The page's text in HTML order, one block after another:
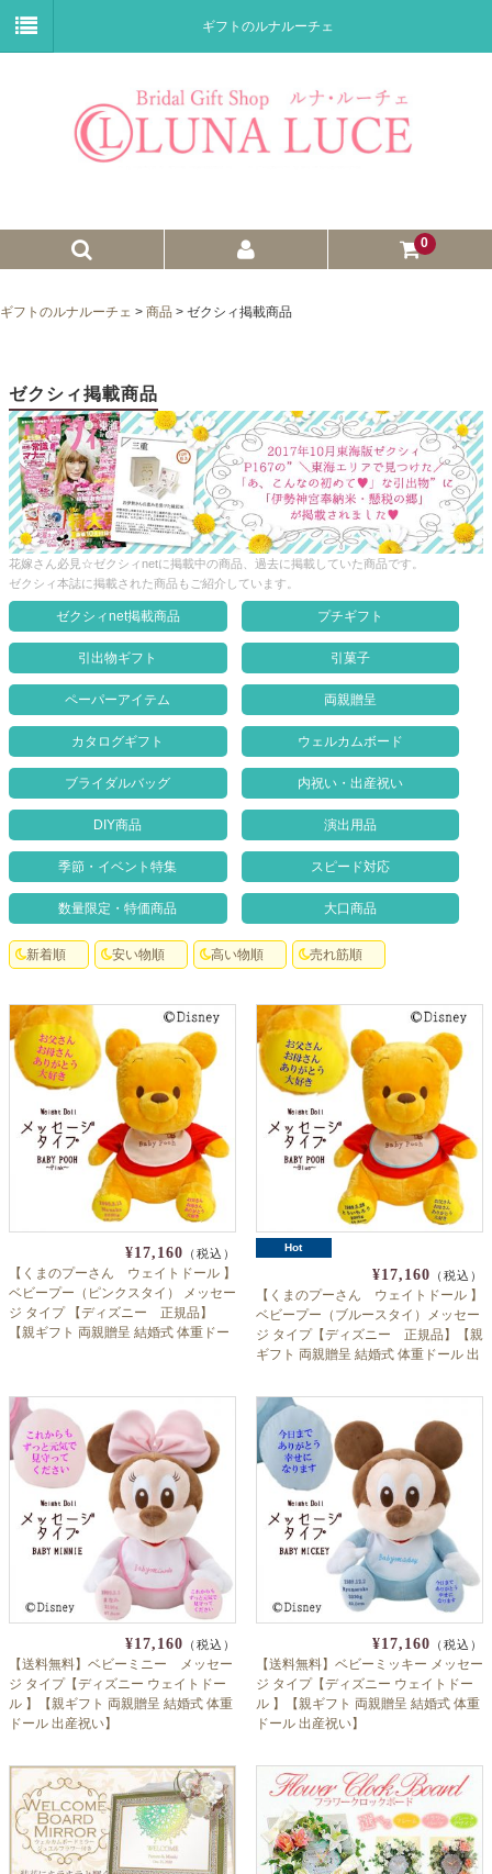
ギフトのルナルーチェ
0
ウェイトドール
子育て卒業証書
ウェルカムボード
クロックギフト
ペーパーアイテム
DIY用品
引菓子
引出物ギフト
カタログギフト
ブライダルバッグ
演出用品
内祝い 出産祝い
季節イベント特集
会社概要
ドメイン指定受信について
無料サンプル・資料請求
お問合せ
ギフトのルナルーチェ > 商品 > ゼクシィ掲載商品
ゼクシィ掲載商品
花嫁さん必見☆ゼクシィnetに掲載中の商品、過去に掲載していた商品です。
ゼクシィ本誌に掲載された商品もご紹介しています。
ゼクシィnet掲載商品 プチギフト
引出物ギフト 引菓子
ペーパーアイテム 両親贈呈
カタログギフト ウェルカムボード
ブライダルバッグ 内祝い・出産祝い
DIY商品 演出用品
季節・イベント特集 スピード対応
数量限定・特価商品 大口商品
新着順 安い物順 高い物順 売れ筋順
¥17,160 （税込）
【くまのプーさん ウェイトドール 】
ベビープー（ピンクスタイ） メッセー
ジ タイプ 【ディズニー 正規品】
【親ギフト 両親贈呈 結婚式 体重ドー
Hot
¥17,160 （税込）
【くまのプーさん ウェイトドール 】
ベビープー（ブルースタイ）メッセー
ジ タイプ【ディズニー 正規品】【親
ギフト 両親贈呈 結婚式 体重ドール 出
¥17,160 （税込）
【送料無料】ベビーミニー メッセー
ジ タイプ【ディズニー ウェイトドー
ル 】【親ギフト 両親贈呈 結婚式 体重
ドール 出産祝い】
¥17,160 （税込）
【送料無料】ベビーミッキー メッセー
ジ タイプ【ディズニー ウェイトドー
ル 】【親ギフト 両親贈呈 結婚式 体重
ドール 出産祝い】